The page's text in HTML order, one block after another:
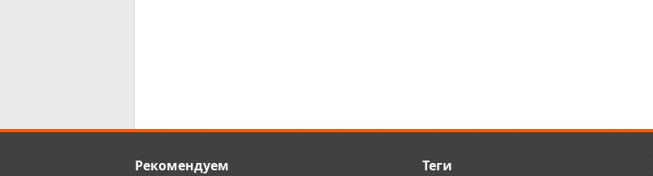
Рекомендуем Теги